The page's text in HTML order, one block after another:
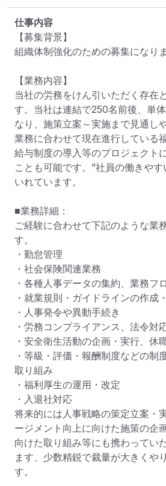
仕事内容
【募集背景】
組織体制強化のための募集になりま
【業務内容】
当社の労務をけん引いただく存在
す。当社は連結で250名前後、単
なり、施策立案～実施まで見通し
業務に合わせて現在進行している
給与制度の導入等のプロジェクト
ことも可能です。”社員の働きや
いれています。
■業務詳細：
ご経験に合わせて下記のような業
す。
・勤怠管理
・社会保険関連業務
・各種人事データの集約、業務フ
・就業規則・ガイドラインの作成
・人事発令や異動手続き
・労務コンプライアンス、法令対
・安全衛生活動の企画・実行、休
・等級・評価・報酬制度などの制
取り組み
・福利厚生の運用・改定
・入退社対応
将来的には人事戦略の策定立案・
ージメント向上に向けた施策の企
向けた取り組み等にも携わってい
ます、少数精鋭で裁量が大きくや
す。